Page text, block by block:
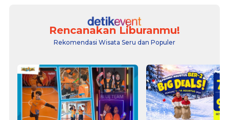
Rencanakan Liburanmu!
Rekomendasi Wisata Seru dan Populer